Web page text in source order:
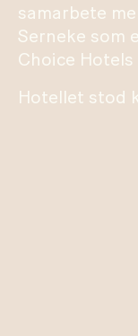
samarbete
Serneke som
Choice
Hotellet stod